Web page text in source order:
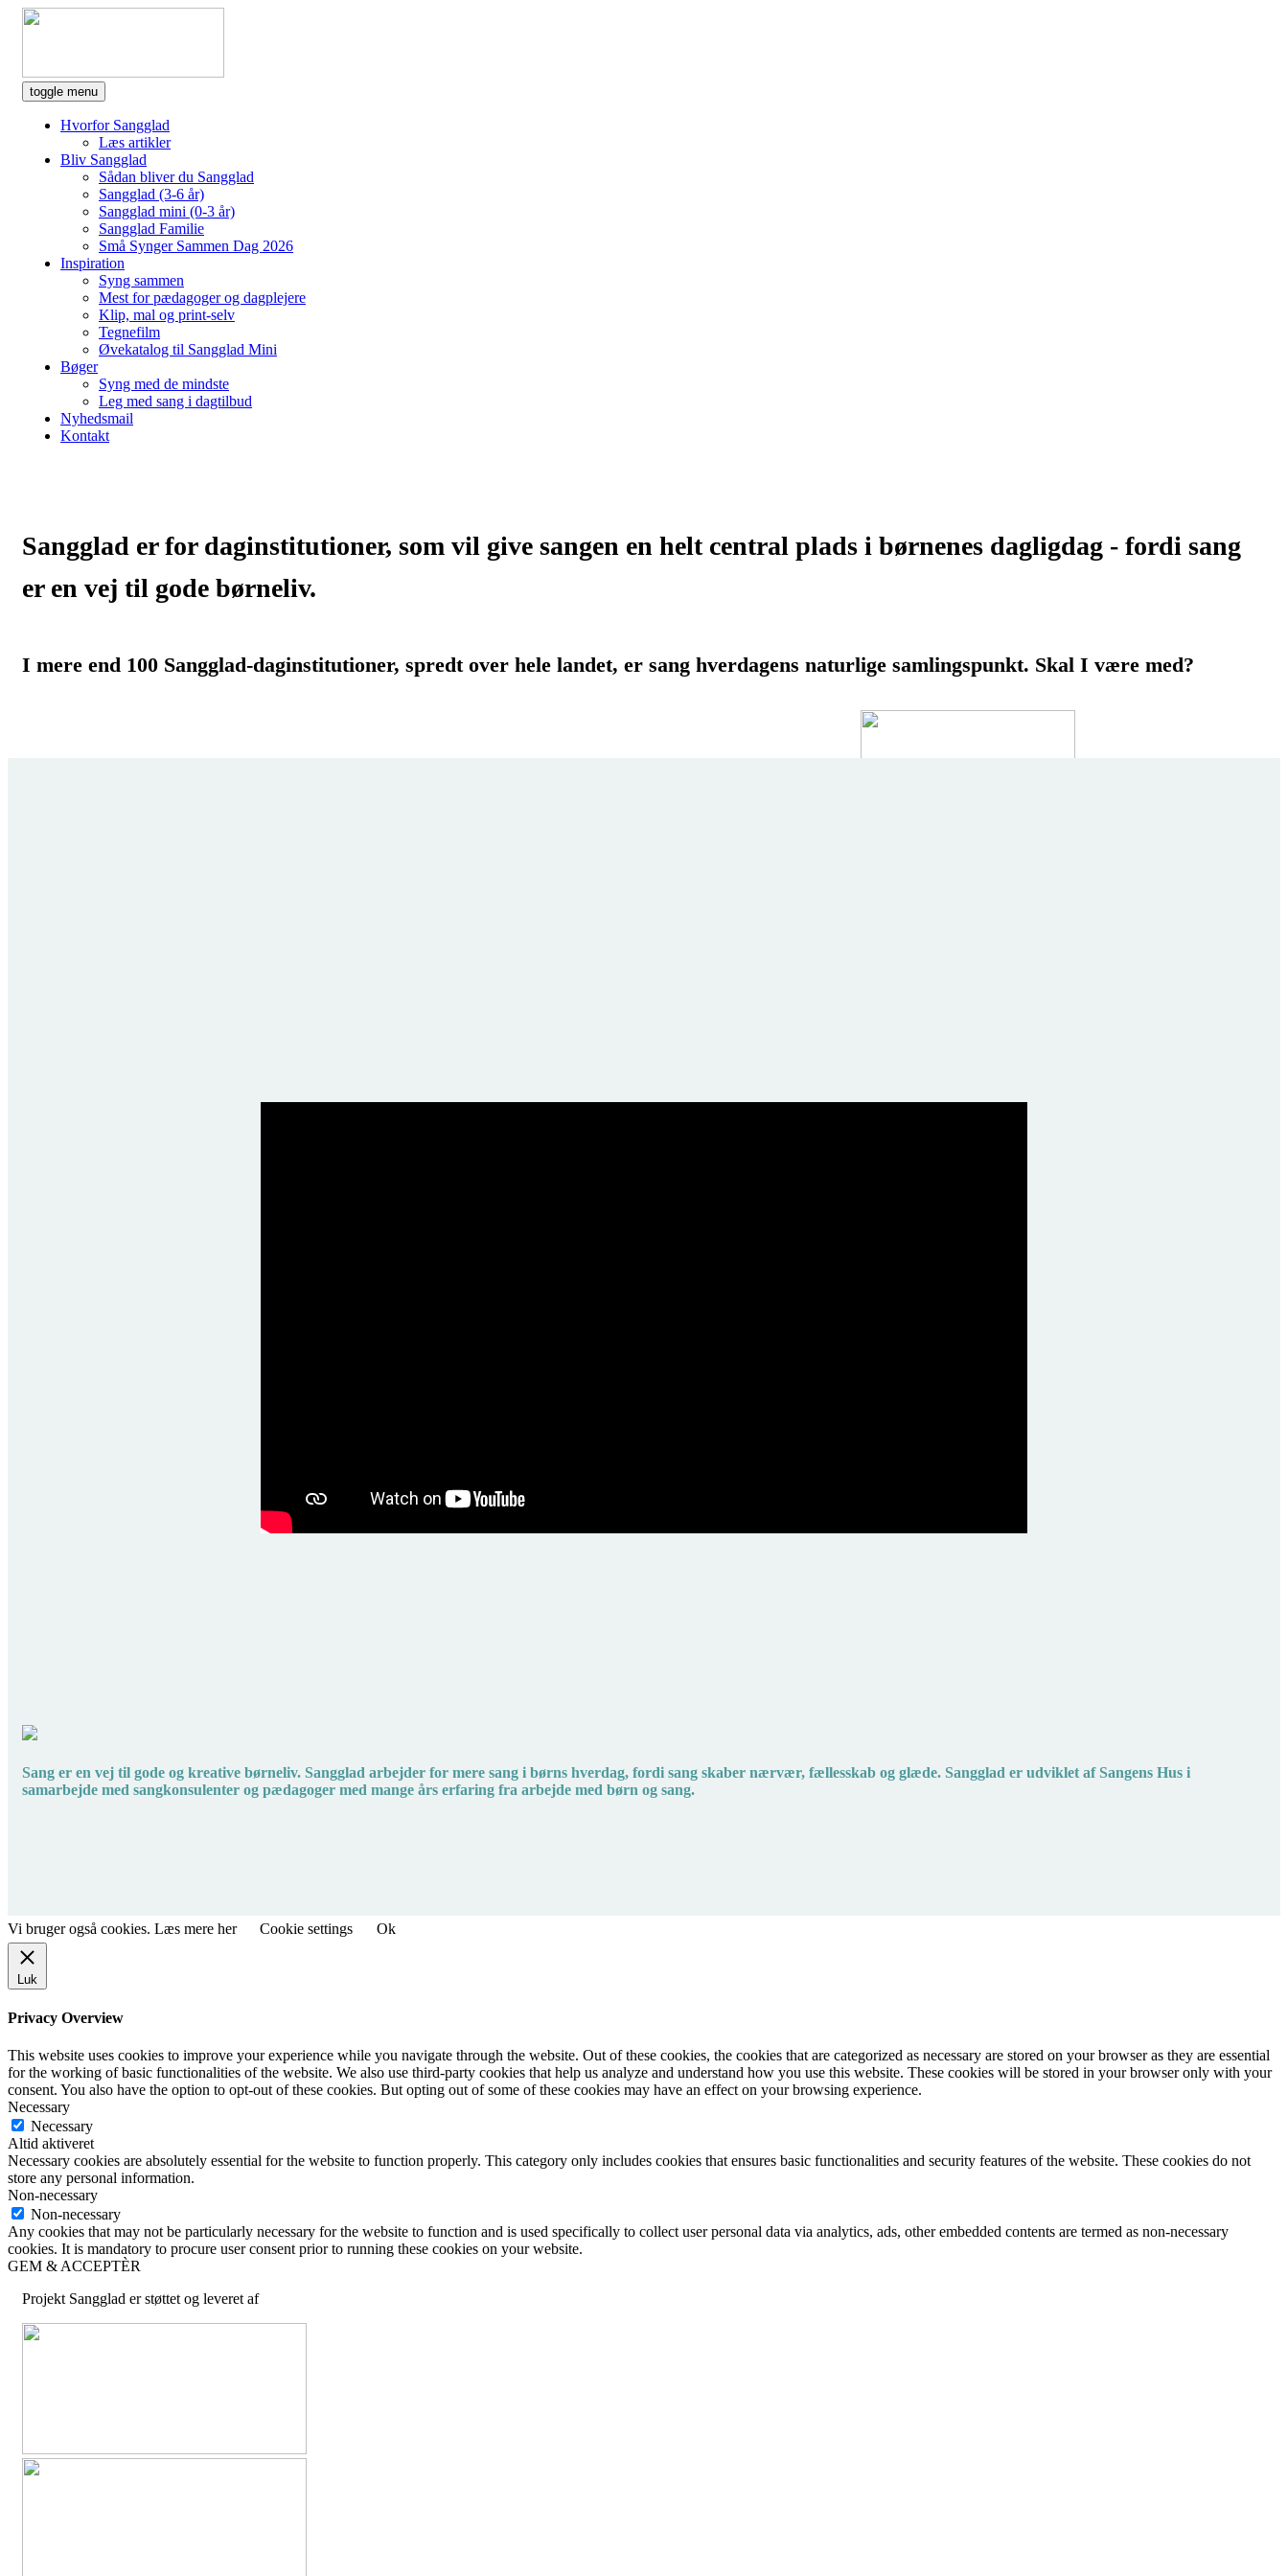
toggle menu
Hvorfor Sangglad
Læs artikler
Bliv Sangglad
Sådan bliver du Sangglad
Sangglad (3-6 år)
Sangglad mini (0-3 år)
Sangglad Familie
Små Synger Sammen Dag 2026
Inspiration
Syng sammen
Mest for pædagoger og dagplejere
Klip, mal og print-selv
Tegnefilm
Øvekatalog til Sangglad Mini
Bøger
Syng med de mindste
Leg med sang i dagtilbud
Nyhedsmail
Kontakt
Sangglad er for daginstitutioner, som vil give sangen en helt central plads i børnenes dagligdag - fordi sang
er en vej til gode børneliv.
I mere end 100 Sangglad-daginstitutioner, spredt over hele landet, er sang hverdagens naturlige samlingspunkt. Skal I være med?
Sang er en vej til gode og kreative børneliv. Sangglad arbejder for mere sang i børns hverdag, fordi sang skaber nærvær, fællesskab og glæde. Sangglad er udviklet af Sangens Hus i
samarbejde med sangkonsulenter og pædagoger med mange års erfaring fra arbejde med børn og sang.
Vi bruger også cookies. Læs mere her Cookie settings Ok
Luk
Privacy Overview
This website uses cookies to improve your experience while you navigate through the website. Out of these cookies, the cookies that are categorized as necessary are stored on your browser as they are essential
for the working of basic functionalities of the website. We also use third-party cookies that help us analyze and understand how you use this website. These cookies will be stored in your browser only with your
consent. You also have the option to opt-out of these cookies. But opting out of some of these cookies may have an effect on your browsing experience.
Necessary
Necessary
Altid aktiveret
Necessary cookies are absolutely essential for the website to function properly. This category only includes cookies that ensures basic functionalities and security features of the website. These cookies do not
store any personal information.
Non-necessary
Non-necessary
Any cookies that may not be particularly necessary for the website to function and is used specifically to collect user personal data via analytics, ads, other embedded contents are termed as non-necessary
cookies. It is mandatory to procure user consent prior to running these cookies on your website.
GEM & ACCEPTÈR
Projekt Sangglad er støttet og leveret af